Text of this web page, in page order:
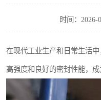
时间：2026-
在现代工业生产和日常生活
高强度和良好的密封性能，